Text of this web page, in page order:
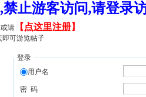
,禁止游客访问,请登
请 【 点这里注册】
即可游览帖子
登录
用户名
密 码